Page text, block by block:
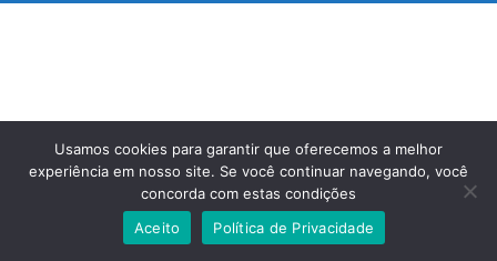
Usamos cookies para garantir que oferecemos a melhor
experiência em nosso site. Se você continuar navegando, você
concorda com estas condições
Aceito
Política de Privacidade